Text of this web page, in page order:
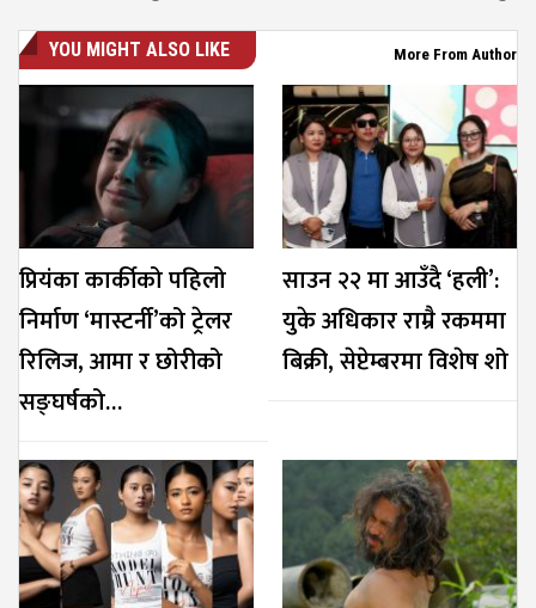
YOU MIGHT ALSO LIKE More From Author
प्रियंका कार्कीको पहिलो
निर्माण ‘मास्टर्नी’को ट्रेलर
रिलिज, आमा र छोरीको
सङ्घर्षको…
साउन २२ मा आउँदै ‘हली’:
युके अधिकार राम्रै रकममा
बिक्री, सेप्टेम्बरमा विशेष शो